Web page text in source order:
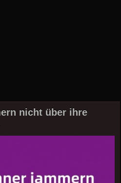
nicht über ihre